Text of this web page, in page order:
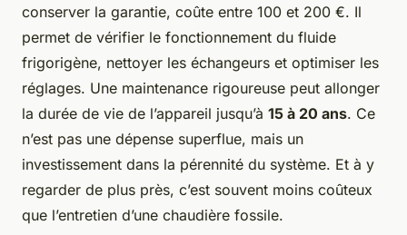
conserver la garantie, coûte entre 100 et 200 €. Il
permet de vérifier le fonctionnement du fluide
frigorigène, nettoyer les échangeurs et optimiser les
réglages. Une maintenance rigoureuse peut allonger
la durée de vie de l’appareil jusqu’à 15 à 20 ans. Ce
n’est pas une dépense superflue, mais un
investissement dans la pérennité du système. Et à y
regarder de plus près, c’est souvent moins coûteux
que l’entretien d’une chaudière fossile.